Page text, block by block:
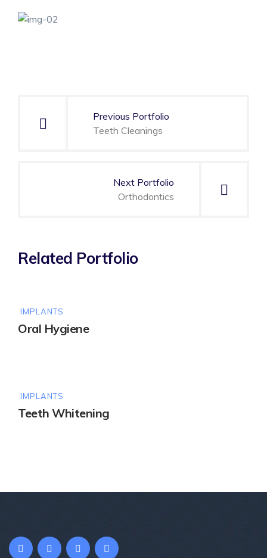
entradas
Previous Portfolio
Teeth Cleanings
Next Portfolio
Orthodontics
Related Portfolio
IMPLANTS
Oral Hygiene
IMPLANTS
Teeth Whitening